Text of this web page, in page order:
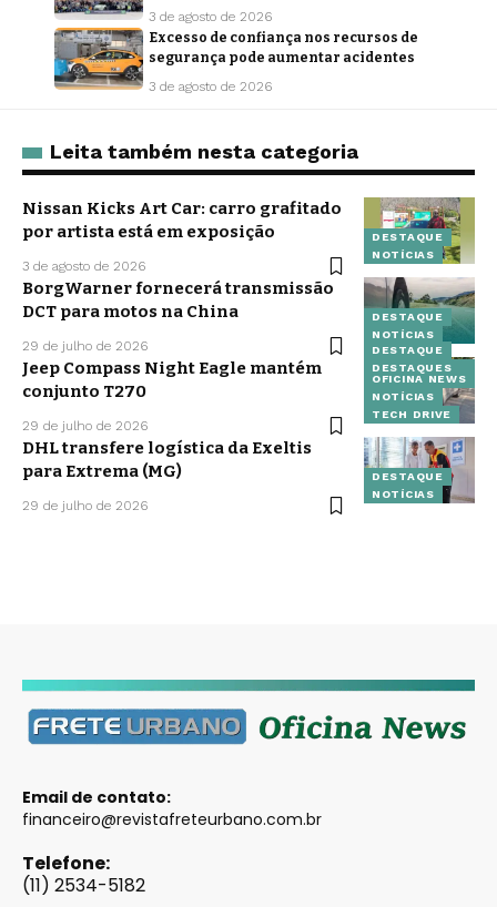
3 de agosto de 2026
Excesso de confiança nos recursos de
segurança pode aumentar acidentes
3 de agosto de 2026
Leita também nesta categoria
DESTAQUE
NOTÍCIAS
Nissan Kicks Art Car: carro grafitado
por artista está em exposição
3 de agosto de 2026
DESTAQUE
NOTÍCIAS
BorgWarner fornecerá transmissão
DCT para motos na China
29 de julho de 2026
DESTAQUE
DESTAQUES
OFICINA NEWS
NOTÍCIAS
TECH DRIVE
Jeep Compass Night Eagle mantém
conjunto T270
29 de julho de 2026
DESTAQUE
NOTÍCIAS
DHL transfere logística da Exeltis
para Extrema (MG)
29 de julho de 2026
Email de contato:
financeiro@revistafreteurbano.com.br
Telefone:
(11) 2534-5182